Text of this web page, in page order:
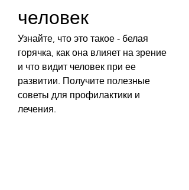
человек
Узнайте, что это такое - белая
горячка, как она влияет на зрение
и что видит человек при ее
развитии. Получите полезные
советы для профилактики и
лечения.